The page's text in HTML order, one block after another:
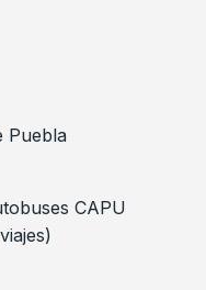
Puebla
CAPU